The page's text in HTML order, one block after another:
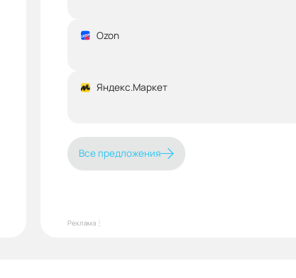
Ozon
Яндекс.Маркет
Все предложения
Реклама⋮